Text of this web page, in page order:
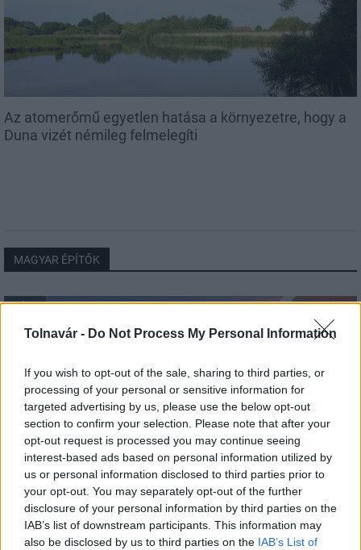
Tolnavár - Do Not Process My Personal Information
If you wish to opt-out of the sale, sharing to third parties, or
processing of your personal or sensitive information for
targeted advertising by us, please use the below opt-out
section to confirm your selection. Please note that after your
opt-out request is processed you may continue seeing
interest-based ads based on personal information utilized by
us or personal information disclosed to third parties prior to
your opt-out. You may separately opt-out of the further
disclosure of your personal information by third parties on the
IAB’s list of downstream participants. This information may
also be disclosed by us to third parties on the IAB’s List of
Az atomerőmű egyetlen hatása a környezetre, hogy a
Duna vizét némileg felmelegíti
MAGYAR ÉPÍTŐK
Mi épül?
Hódmezővásárhely iskolaépítés FERROÉP Zrt. oktatási beruházás
Másfélszeresére bővítik Hódmezővásárhely jó hírű